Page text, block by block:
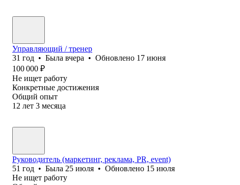
Управляющий / тренер
31 год • Была вчера • Обновлено 17 июня
100 000 ₽
Не ищет работу
Конкретные достижения
Общий опыт
12 лет 3 месяца
Руководитель (маркетинг, реклама, PR, event)
51 год • Была 25 июля • Обновлено 15 июля
Не ищет работу